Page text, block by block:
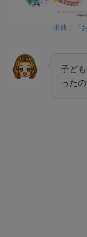
出典：「
子ど
ったの